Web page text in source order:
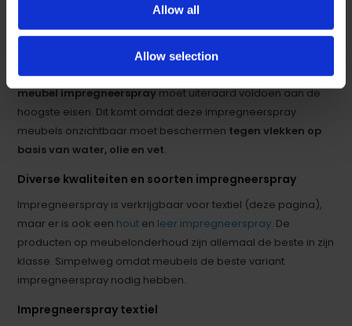
Allow all
Allow selection
Impregneerspray Meubels
Impregneerspray is verkrijgbaar voor diverse doeleinden.
Impregneerspray voor meubels is de beste in zijn klasse,
meubel impregneerspraymoet uiteraard voldoen aan de
hoogste eisen. Dit komt omdat deze impregneerspray
meubels onzichtbaar moet beschermen tegen vlekken op
basis van water, olie en vet.
Diverse kwaliteiten en soorten impregneerspray
Impregneerspray is verkrijgbaar voor textiel (deze pagina),
maar er is ook een hout en leer impregneerspray. De
producten op meubelonderhoud zijn allemaal de beste in zijn
klasse. Simpelweg omdat meubels de beste variant
impregneerspray nodig hebben.
Impregneerspray textiel